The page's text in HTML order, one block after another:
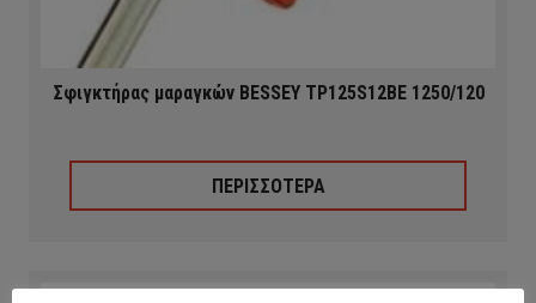
Σφιγκτήρας μαραγκών BESSEY ΤP125S12BE 1250/120
ΠΕΡΙΣΣΟΤΕΡΑ